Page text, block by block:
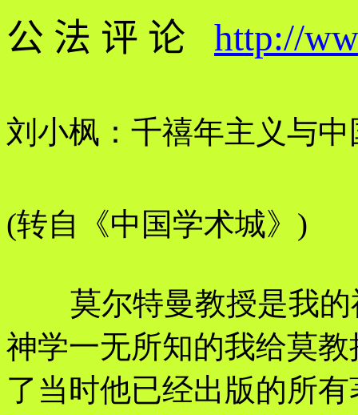
公 法 评 论 http://
刘小枫：千禧年主义与中
(转自《中国学术城》)
莫尔特曼教授是我
神学一无所知的我给莫
了当时他已经出版的所